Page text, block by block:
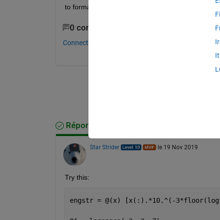
to format string printed elsewhere using this
0 commentaires
Connectez-vous pour commenter.
Réponse acceptée
Star Strider le 19 Nov 2019
Try this:
engstr = @(x) [x(:).*10.^(-